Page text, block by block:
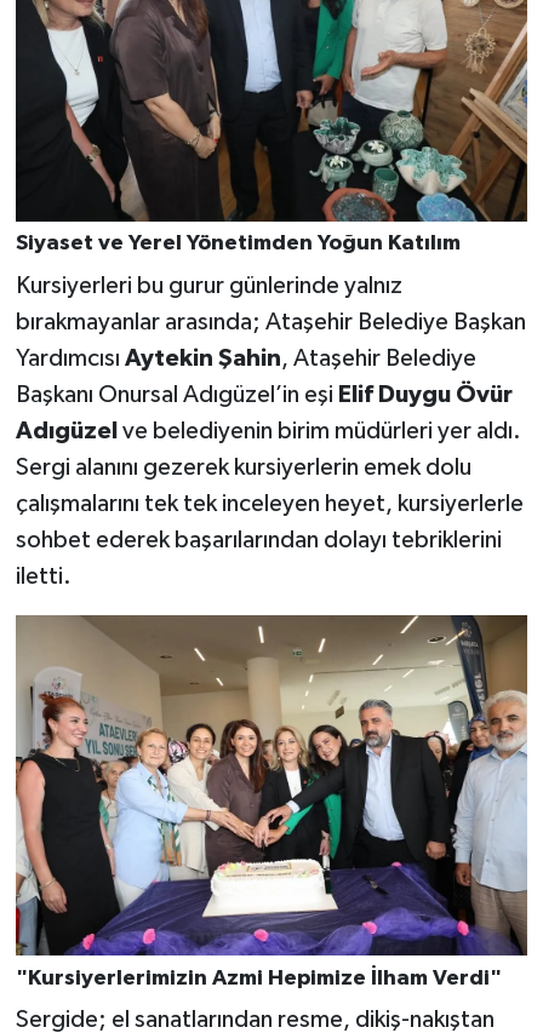
Siyaset ve Yerel Yönetimden Yoğun Katılım
Kursiyerleri bu gurur günlerinde yalnız
bırakmayanlar arasında; Ataşehir Belediye Başkan
Yardımcısı Aytekin Şahin, Ataşehir Belediye
Başkanı Onursal Adıgüzel’in eşi Elif Duygu Övür
Adıgüzel ve belediyenin birim müdürleri yer aldı.
Sergi alanını gezerek kursiyerlerin emek dolu
çalışmalarını tek tek inceleyen heyet, kursiyerlerle
sohbet ederek başarılarından dolayı tebriklerini
iletti.
"Kursiyerlerimizin Azmi Hepimize İlham Verdi"
Sergide; el sanatlarından resme, dikiş-nakıştan